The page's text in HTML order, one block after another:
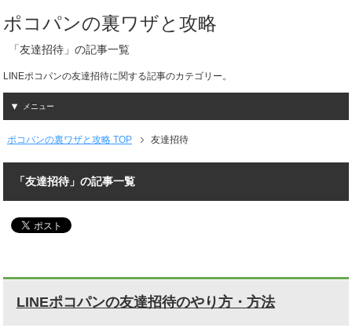
ポコパンの裏ワザと攻略
「友達招待」の記事一覧
LINEポコパンの友達招待に関する記事のカテゴリー。
メニュー
ポコパンの裏ワザと攻略 TOP 友達招待
「友達招待」の記事一覧
LINEポコパンの友達招待のやり方・方法